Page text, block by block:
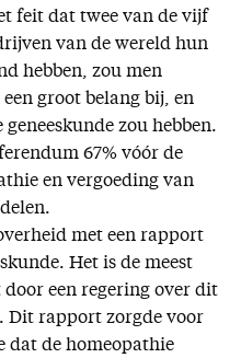
feit dat twee van de vijf
van de wereld hun
hebben, zou men
groot belang bij, en
zou hebben.
67% vóór de
en vergoeding van
met een rapport
Het is de meest
een regering over dit
Dit rapport zorgde voor
dat de homeopathie